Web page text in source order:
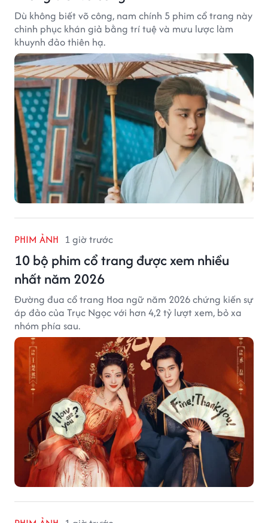
Dù không biết võ công, nam chính 5 phim cổ trang này
chinh phục khán giả bằng trí tuệ và mưu lược làm
khuynh đảo thiên hạ.
PHIM ẢNH 1 giờ trước
10 bộ phim cổ trang được xem nhiều
nhất năm 2026
Đường đua cổ trang Hoa ngữ năm 2026 chứng kiến sự
áp đảo của Trục Ngọc với hơn 4,2 tỷ lượt xem, bỏ xa
nhóm phía sau.